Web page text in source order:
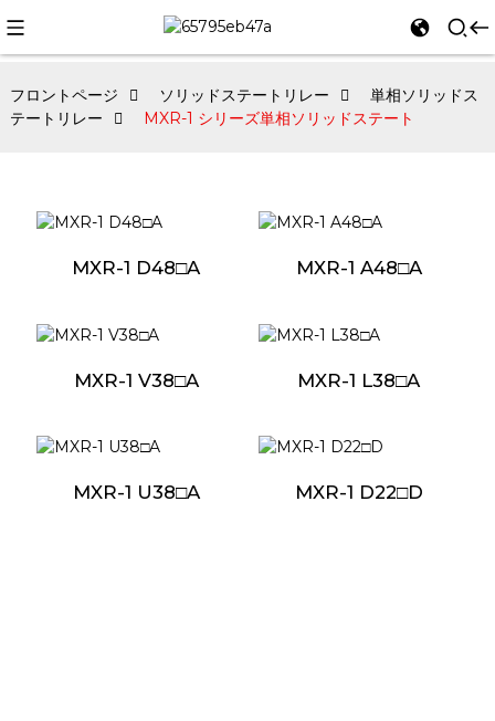
フロントページ ソリッドステートリレー
単相ソリッドス
テートリレー
MXR-1 シリーズ単相ソリッドステート
MXR-1 D48□A MXR-1 A48□A
MXR-1 V38□A MXR-1 L38□A
MXR-1 U38□A MXR-1 D22□D